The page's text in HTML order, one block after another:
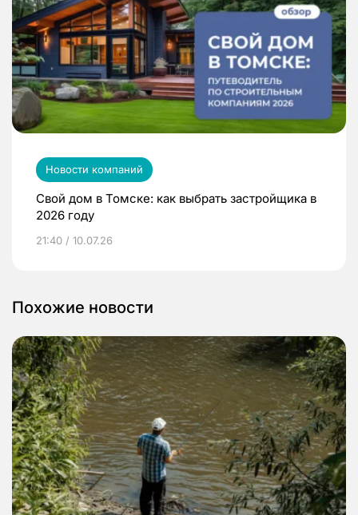
Новости компаний
Свой дом в Томске: как выбрать застройщика в
2026 году
21:40 / 10.07.26
Похожие новости